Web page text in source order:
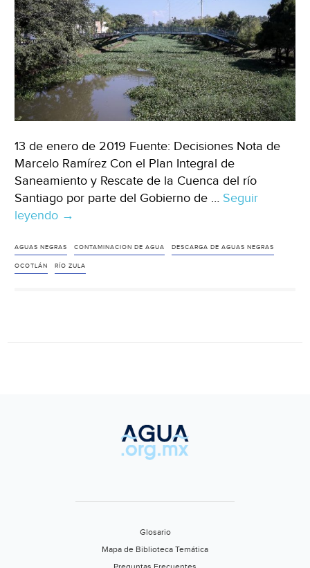
nivel
de
ríos
(UDG
Noticias)
13 de enero de 2019 Fuente: Decisiones Nota de
Marcelo Ramírez Con el Plan Integral de
Saneamiento y Rescate de la Cuenca del río
Santiago por parte del Gobierno de … Seguir
leyendo Planean
más
plantas
→
AGUAS NEGRAS CONTAMINACION DE AGUA DESCARGA DE AGUAS NEGRAS
OCOTLÁN RÍO ZULA
Glosario
Mapa de Biblioteca Temática